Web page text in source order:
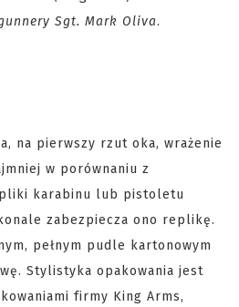
Sgt. Mark Oliva.
na pierwszy rzut oka, wrażenie
w porównaniu z
karabinu lub pistoletu
zabezpiecza ono replikę.
pełnym pudle kartonowym
Stylistyka opakowania jest
firmy King Arms,